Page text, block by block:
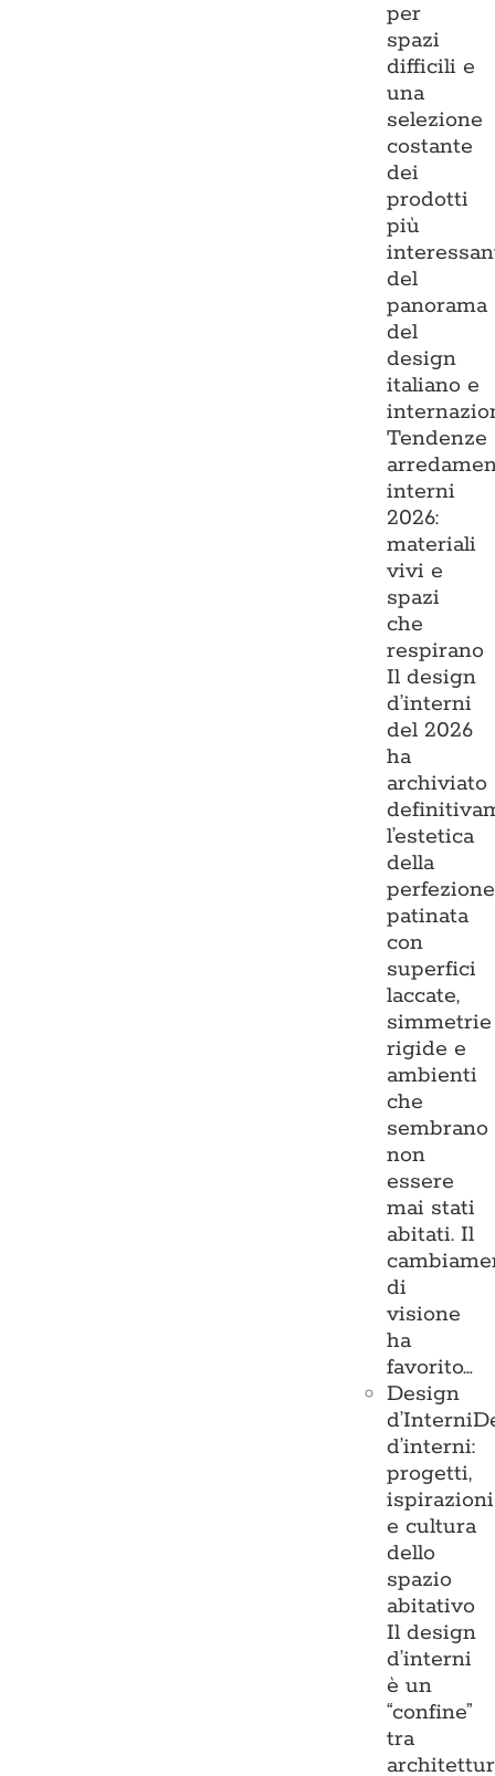
per
spazi
difficili e
una
selezione
costante
dei
prodotti
più
del
panorama
del
design
italiano e
Tendenze
interni
2026:
materiali
vivi e
spazi
che
respirano
Il design
d’interni
del 2026
ha
archiviato
l’estetica
della
perfezione
patinata
con
superfici
laccate,
simmetrie
rigide e
ambienti
che
sembrano
non
essere
mai stati
abitati. Il
di
visione
ha
favorito…
Design
d’Interni
d’interni:
progetti,
ispirazioni
e cultura
dello
spazio
abitativo
Il design
d’interni
è un
“confine”
tra